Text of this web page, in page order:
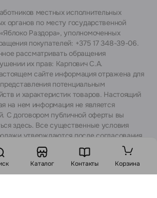
местных исполнительных
органов по месту государственной
Раздора», уполномоченных
покупателей: +375 17 348-39-06.
рассматривать обращения
их прав: Карпович С.А.
сайте информация отражена для
потенциальным
и характеристик товаров. Настоящий
на нем информация не является
С договором публичной оферты вы
здесь. Все существенные условия
утверждаются после согласования
Каталог Контакты Корзина